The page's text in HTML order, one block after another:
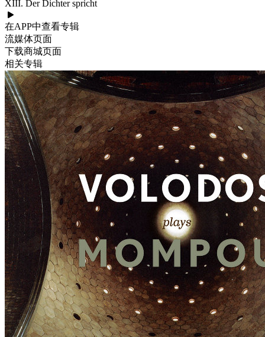
XIII. Der Dichter spricht
在APP中查看专辑
流媒体页面
下载商城页面
相关专辑